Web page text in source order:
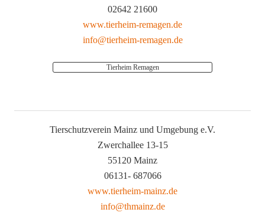
02642 21600
www.tierheim-remagen.de
info@tierheim-remagen.de
Tierheim Remagen
Tierschutzverein Mainz und Umgebung e.V.
Zwerchallee 13-15
55120 Mainz
06131- 687066
www.tierheim-mainz.de
info@thmainz.de